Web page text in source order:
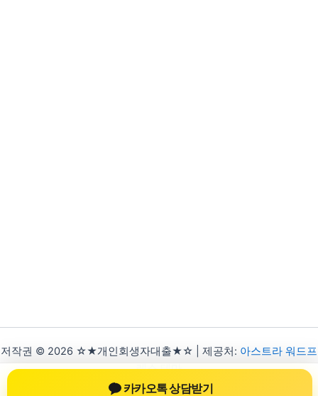
저작권 © 2026 ☆★개인회생자대출★☆ | 제공처: 아스트라 워드프
레스 테마
카카오톡 상담받기